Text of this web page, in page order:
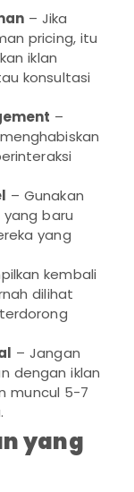
– Jika
pricing, itu
iklan
konsultasi
–
– Gunakan
baru
yang
kembali
dilihat
– Jangan
dengan iklan
muncul 5-7
yang